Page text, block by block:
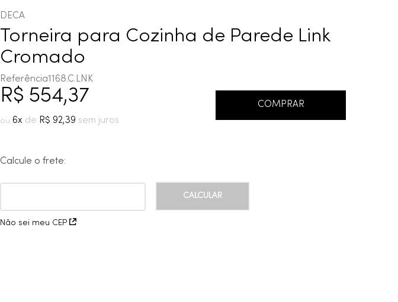
DECA
Torneira para Cozinha de Parede Link
Cromado
Referência1168.C.LNK
R$ 554,37
6 R$ 92,39
COMPRAR
Calcule o frete:
Não sei meu CEP